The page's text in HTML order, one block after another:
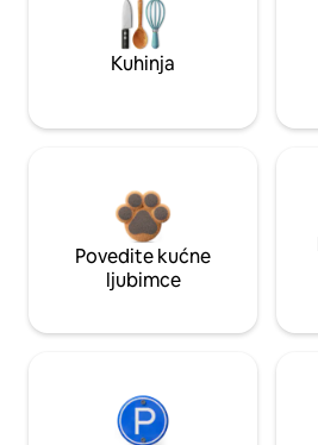
Kuhinja
Povedite kućne
ljubimce